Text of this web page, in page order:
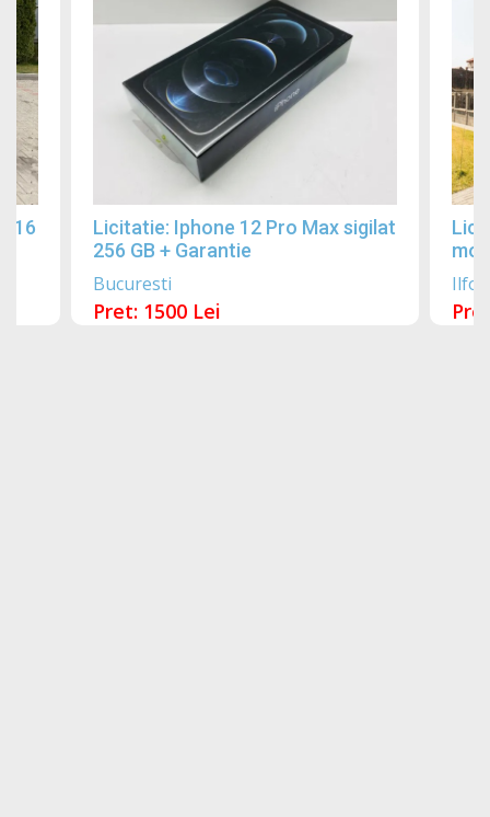
Licitatie: Iphone 12 Pro Max sigilat
256 GB + Garantie
Bucuresti
Pret: 1500 Lei
Ilfov